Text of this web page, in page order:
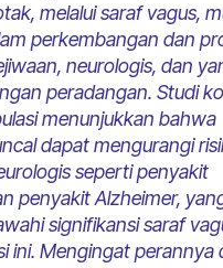
melalui saraf vagus,
perkembangan dan
neurologis, dan
peradangan. Studi
menunjukkan bahwa
dapat mengurangi
seperti penyakit
penyakit Alzheimer,
signifikansi saraf
ini. Mengingat perannya